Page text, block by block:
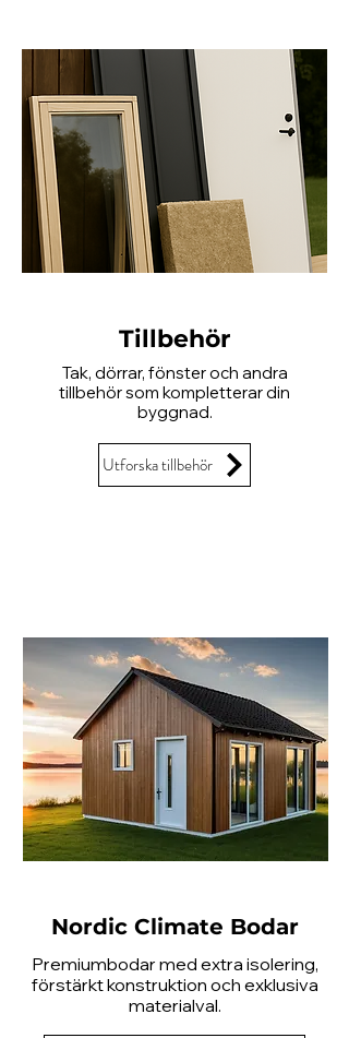
Tillbehör
Tak, dörrar, fönster och andra
tillbehör som kompletterar din
byggnad.
Utforska tillbehör
Nordic Climate Bodar
Premiumbodar med extra isolering,
förstärkt konstruktion och exklusiva
materialval.